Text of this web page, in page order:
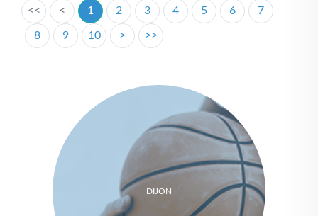
<< < 1 2 3 4 5 6 7
8 9 10 > >>
DIJON